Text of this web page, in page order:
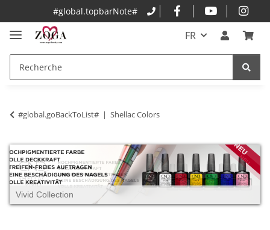
#global.topbarNote#
FR
#global.goBackToList# Shellac Colors
Vivid Collection